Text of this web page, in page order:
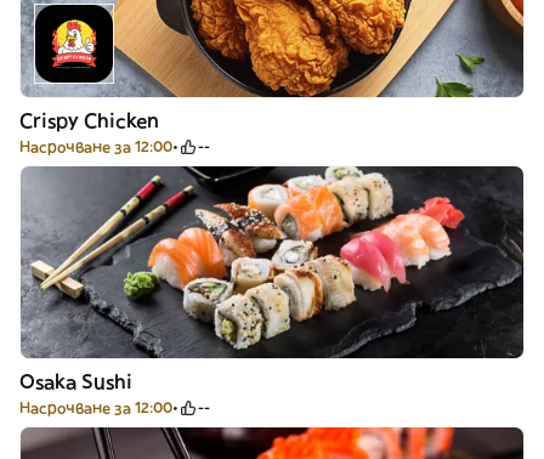
Crispy Chicken
Насрочване за 12:00 --
Osaka Sushi
Насрочване за 12:00 --